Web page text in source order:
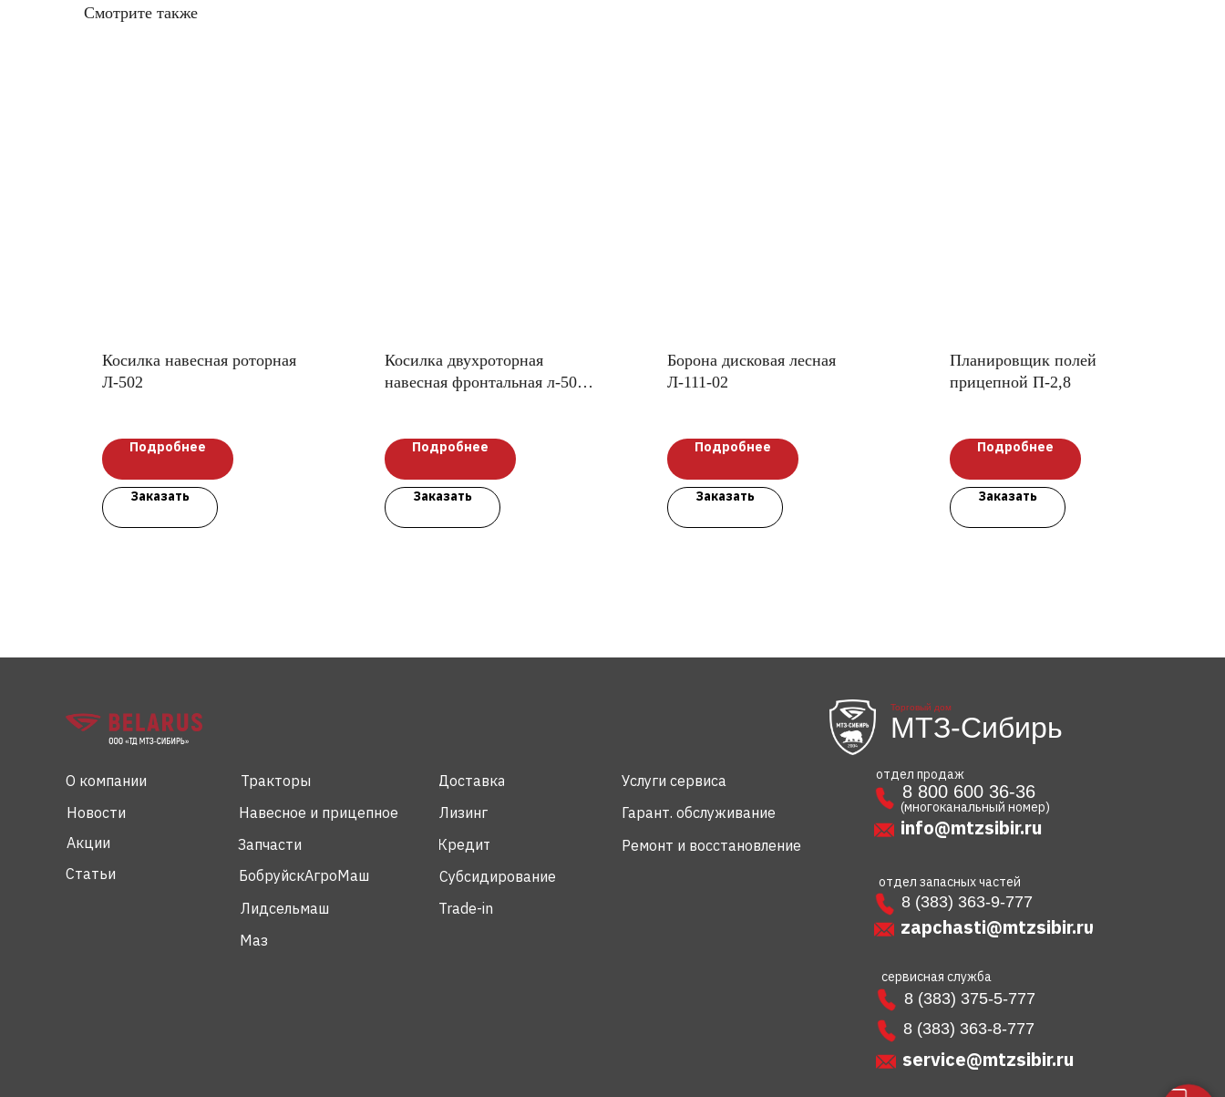
Смотрите также
Косилка навесная роторная
Л-502
Подробнее
Заказать
Косилка двухроторная
навесная фронтальная л-501-
Подробнее
Заказать
Борона дисковая лесная
Л-111-02
Подробнее
Заказать
Планировщик полей
прицепной П-2,8
Подробнее
Заказать
Торговый дом
МТЗ-Сибирь
Акции
Статьи
Новости
Trade-in
Субсидирование
Кредит
Лизинг
Ремонт и восстановление
Гарант. обслуживание
Услуги сервиса
Доставка
Маз
Лидсельмаш
БобруйскАгроМаш
Запчасти
Навесное и прицепное
Тракторы
О компании
service@mtzsibir.ru
zapchasti@mtzsibir.ru
отдел запасных частей
сервисная служба
info@mtzsibir.ru
8 (383) 375-5-777
отдел продаж
(многоканальный номер)
8 800 600 36-36
8 (383) 363-9-777
8 (383) 363-8-777